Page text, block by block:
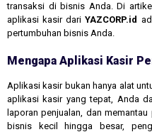
transaksi di bisnis Anda. Di
aplikasi kasir dariYAZCORP.id
pertumbuhan bisnis Anda.
Mengapa Aplikasi Kasir
Aplikasi kasir bukan hanya alat
aplikasi kasir yang tepat, Anda
laporan penjualan, dan
bisnis kecil hingga besar,